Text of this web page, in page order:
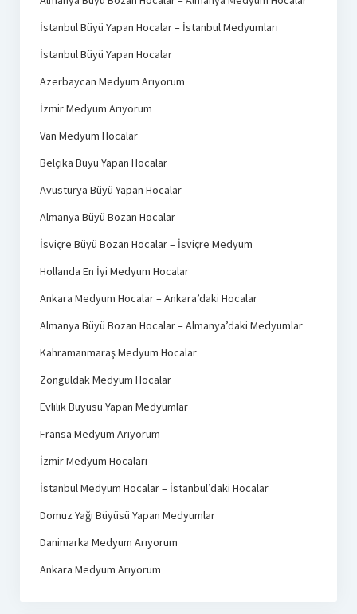
İstanbul Büyü Yapan Hocalar – İstanbul Medyumları
İstanbul Büyü Yapan Hocalar
Azerbaycan Medyum Arıyorum
İzmir Medyum Arıyorum
Van Medyum Hocalar
Belçika Büyü Yapan Hocalar
Avusturya Büyü Yapan Hocalar
Almanya Büyü Bozan Hocalar
İsviçre Büyü Bozan Hocalar – İsviçre Medyum
Hollanda En İyi Medyum Hocalar
Ankara Medyum Hocalar – Ankara’daki Hocalar
Almanya Büyü Bozan Hocalar – Almanya’daki Medyumlar
Kahramanmaraş Medyum Hocalar
Zonguldak Medyum Hocalar
Evlilik Büyüsü Yapan Medyumlar
Fransa Medyum Arıyorum
İzmir Medyum Hocaları
İstanbul Medyum Hocalar – İstanbul’daki Hocalar
Domuz Yağı Büyüsü Yapan Medyumlar
Danimarka Medyum Arıyorum
Ankara Medyum Arıyorum